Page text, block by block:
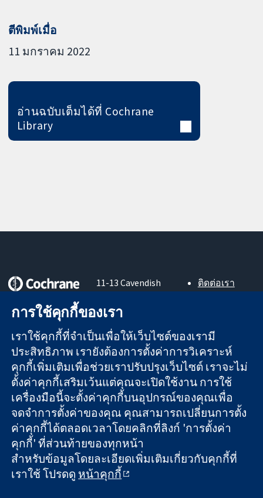
ตีพิมพ์เมื่อ
11 มกราคม 2022
อ่านฉบับเต็มได้ที่ Cochrane
Library
หลักฐานที่เชื่อถือ
ได้
สู่การตัดสินใจ
อย่างมีข้อมูล
เพื่อสุขภาพที่ดีขึ้น
11-13 Cavendish
London
United Kingdom
ติดต่อเรา
About us
ตำแหน่งงาน
Cochrane
Library
The Cochrane Collaboration เป็นองค์กรการกุศล (เลขที่ 1045921)
และบริษัทจำกัดโดยการค้ำประกัน (เลขที่ 03044323) ที่จดทะเบียน
ในอังกฤษและเวลส์ หมายเลขจดทะเบียนภาษีมูลค่าเพิ่ม GB 718
2127 49
สงวนลิขสิทธิ์ © 2026 The Cochrane Collaboration
การใช้คุกกี้ของเรา
เราใช้คุกกี้ที่จำเป็นเพื่อให้เว็บไซต์ของเรามี
ประสิทธิภาพ เรายังต้องการตั้งค่าการวิเคราะห์
คุกกี้เพิ่มเติมเพื่อช่วยเราปรับปรุงเว็บไซต์ เราจะไม่
ตั้งค่าคุกกี้เสริมเว้นแต่คุณจะเปิดใช้งาน การใช้
เครื่องมือนี้จะตั้งค่าคุกกี้บนอุปกรณ์ของคุณเพื่อ
จดจำการตั้งค่าของคุณ คุณสามารถเปลี่ยนการตั้ง
ค่าคุกกี้ได้ตลอดเวลาโดยคลิกที่ลิงก์ 'การตั้งค่า
คุกกี้' ที่ส่วนท้ายของทุกหน้า
สำหรับข้อมูลโดยละเอียดเพิ่มเติมเกี่ยวกับคุกกี้ที่
เราใช้ โปรดดู หน้าคุกกี้